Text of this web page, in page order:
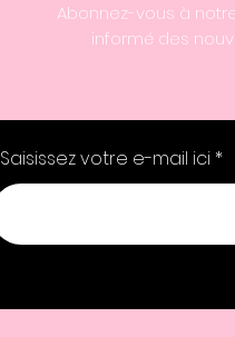
Abonnez-vous à
informé des
Saisissez votre e-mail ici